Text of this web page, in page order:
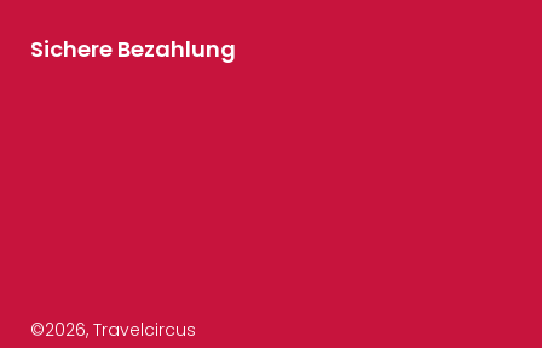
Sichere Bezahlung
©2026, Travelcircus